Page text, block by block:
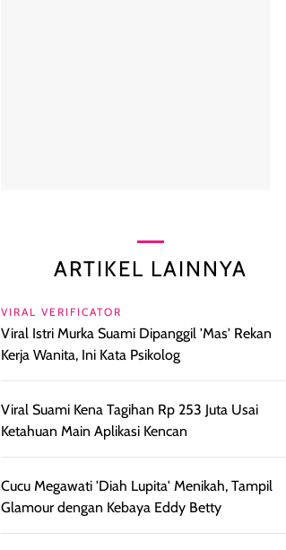
ARTIKEL LAINNYA
VIRAL VERIFICATOR
Viral Istri Murka Suami Dipanggil 'Mas' Rekan
Kerja Wanita, Ini Kata Psikolog
Viral Suami Kena Tagihan Rp 253 Juta Usai
Ketahuan Main Aplikasi Kencan
Cucu Megawati 'Diah Lupita' Menikah, Tampil
Glamour dengan Kebaya Eddy Betty